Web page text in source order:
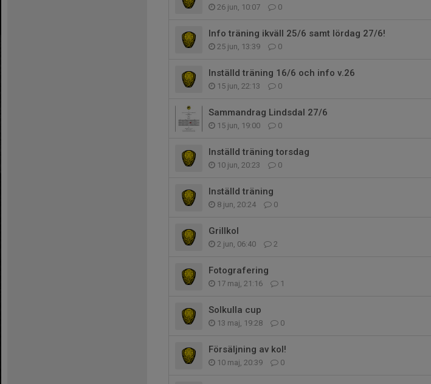
26 jun, 10:07 0
Info träning ikväll 25/6 samt lördag 27/6!
25 jun, 13:39 0
Inställd träning 16/6 och info v.26
15 jun, 22:13 0
Sammandrag Lindsdal 27/6
15 jun, 19:00 0
Inställd träning torsdag
10 jun, 20:23 0
Inställd träning
8 jun, 20:24 0
Grillkol
2 jun, 06:40 2
Fotografering
17 maj, 21:16 1
Solkulla cup
13 maj, 19:28 0
Försäljning av kol!
10 maj, 20:39 0